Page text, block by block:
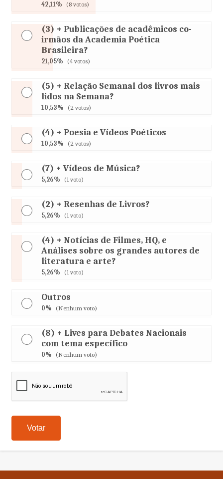
42,11% (8 votos)
(3) + Publicações de acadêmicos co-
irmãos da Academia Poética
Brasileira?
21,05% (4 votos)
(5) + Relação Semanal dos livros mais
lidos na Semana?
10,53% (2 votos)
(4) + Poesia e Vídeos Poéticos
10,53% (2 votos)
(7) + Vídeos de Música?
5,26% (1 voto)
(2) + Resenhas de Livros?
5,26% (1 voto)
(4) + Notícias de Filmes, HQ, e
Análises sobre os grandes autores de
literatura e arte?
5,26% (1 voto)
Outros
0% (Nenhum voto)
(8) + Lives para Debates Nacionais
com tema específico
0% (Nenhum voto)